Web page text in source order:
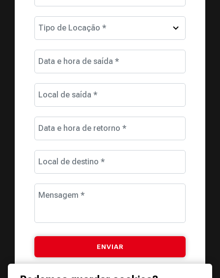
Tipo de Locação *
Data e hora de saída *
Local de saída *
Data e hora de retorno *
Local de destino *
Mensagem *